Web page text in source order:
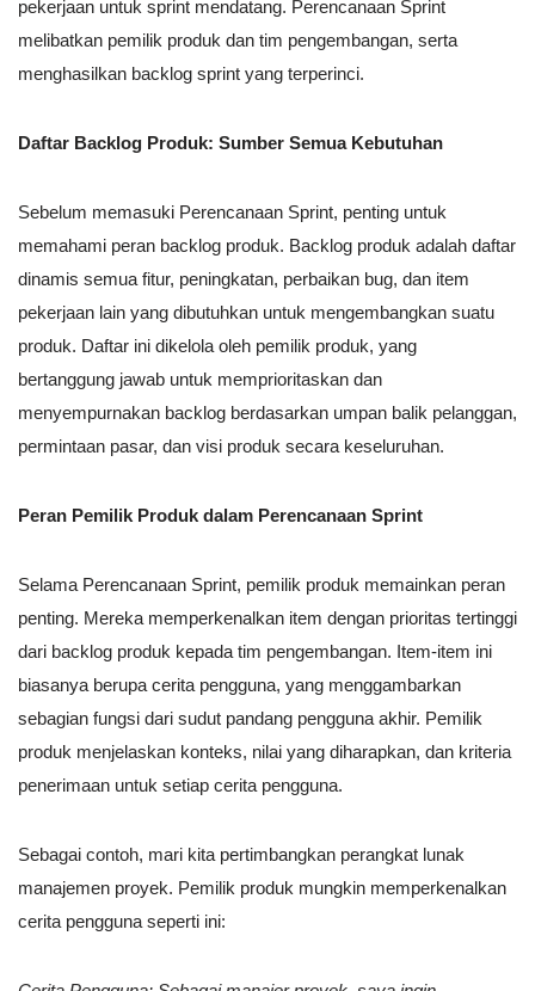
pekerjaan untuk sprint mendatang. Perencanaan Sprint
melibatkan pemilik produk dan tim pengembangan, serta
menghasilkan backlog sprint yang terperinci.
Daftar Backlog Produk: Sumber Semua Kebutuhan
Sebelum memasuki Perencanaan Sprint, penting untuk
memahami peran backlog produk. Backlog produk adalah daftar
dinamis semua fitur, peningkatan, perbaikan bug, dan item
pekerjaan lain yang dibutuhkan untuk mengembangkan suatu
produk. Daftar ini dikelola oleh pemilik produk, yang
bertanggung jawab untuk memprioritaskan dan
menyempurnakan backlog berdasarkan umpan balik pelanggan,
permintaan pasar, dan visi produk secara keseluruhan.
Peran Pemilik Produk dalam Perencanaan Sprint
Selama Perencanaan Sprint, pemilik produk memainkan peran
penting. Mereka memperkenalkan item dengan prioritas tertinggi
dari backlog produk kepada tim pengembangan. Item-item ini
biasanya berupa cerita pengguna, yang menggambarkan
sebagian fungsi dari sudut pandang pengguna akhir. Pemilik
produk menjelaskan konteks, nilai yang diharapkan, dan kriteria
penerimaan untuk setiap cerita pengguna.
Sebagai contoh, mari kita pertimbangkan perangkat lunak
manajemen proyek. Pemilik produk mungkin memperkenalkan
cerita pengguna seperti ini: